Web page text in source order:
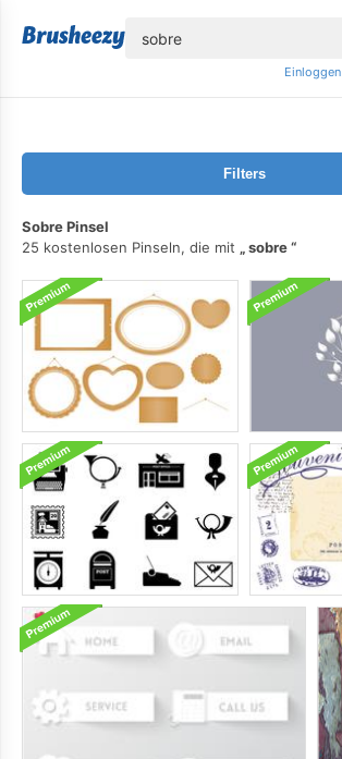
Einloggen
Filters
Sobre Pinsel
25 kostenlosen Pinseln, die mit
sobre